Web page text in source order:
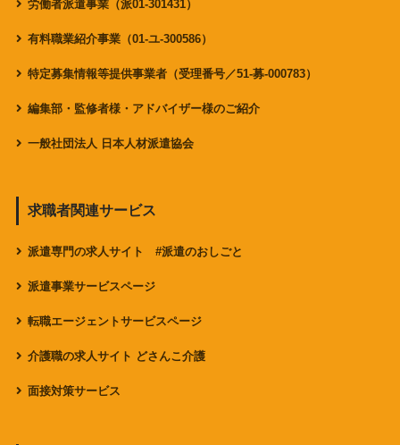
労働者派遣事業（派01-301431）
有料職業紹介事業（01-ユ-300586）
特定募集情報等提供事業者（受理番号／51-募-000783）
編集部・監修者様・アドバイザー様のご紹介
一般社団法人 日本人材派遣協会
求職者関連サービス
派遣専門の求人サイト #派遣のおしごと
派遣事業サービスページ
転職エージェントサービスページ
介護職の求人サイト どさんこ介護
面接対策サービス